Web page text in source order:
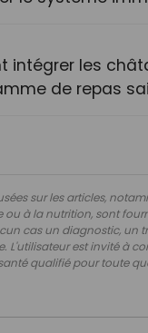
intégrer les
de repas
sur les articles,
ou à la nutrition, sont
cas un diagnostic, un
L'utilisateur est invité à
qualifié pour toute